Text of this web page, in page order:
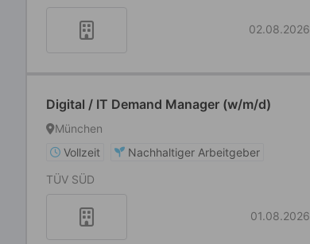
02.08.2026
Digital / IT Demand Manager (w/m/d)
München
Vollzeit
Nachhaltiger Arbeitgeber
TÜV SÜD
01.08.2026